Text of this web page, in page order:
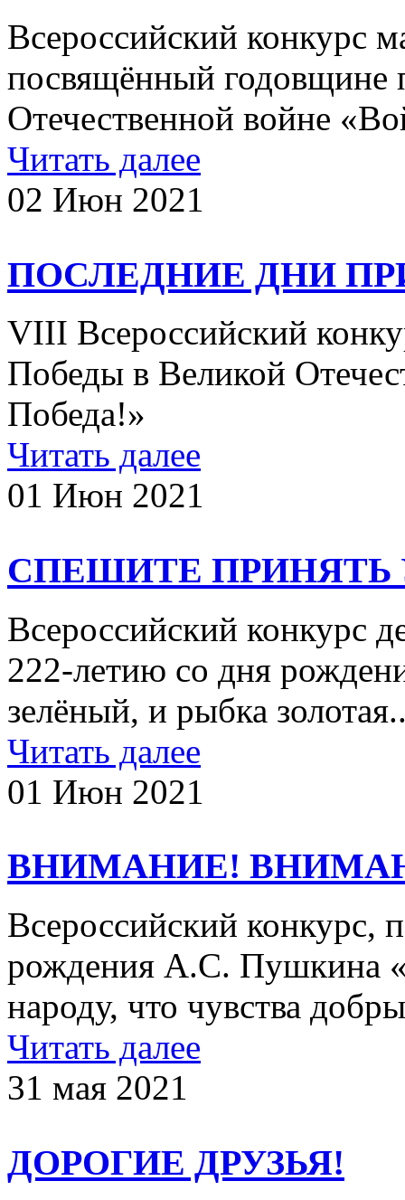
Всероссийский конкурс
посвящённый годовщине
Отечественной войне
Читать далее
02 Июн 2021
ПОСЛЕДНИЕ ДНИ
VIII Всероссийский
Победы в Великой
Победа!»
Читать далее
01 Июн 2021
СПЕШИТЕ ПРИНЯТЬ
Всероссийский конкурс
222-летию со дня
зелёный, и рыбка
Читать далее
01 Июн 2021
ВНИМАНИЕ!
Всероссийский конкурс,
рождения А.С. Пушкина
народу, что чувства
Читать далее
31 мая 2021
ДОРОГИЕ ДРУЗЬЯ!